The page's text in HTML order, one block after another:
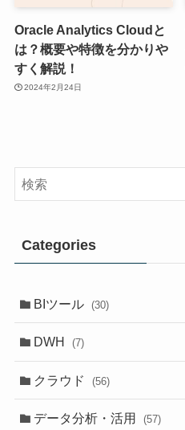
Oracle Analytics Cloudと
は？概要や特徴を分かりや
すく解説！
2024年2月24日
Categories
BIツール (30)
DWH (7)
クラウド (56)
データ分析・活用 (57)